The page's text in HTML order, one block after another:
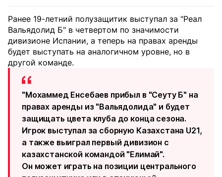
Ранее 19-летний полузащитик выступал за "Реал
Вальядолид Б" в четвертом по значимости
дивизионе Испании, а теперь на правах аренды
будет выступать на аналогичном уровне, но в
другой команде.
"Мохаммед Енсебаев прибыл в "Сеуту Б" на
правах аренды из "Вальядолида" и будет
защищать цвета клуба до конца сезона.
Игрок выступал за сборную Казахстана U21,
а также выиграл первый дивизион с
казахстанской командой "Елимай".
Он может играть на позиции центрального